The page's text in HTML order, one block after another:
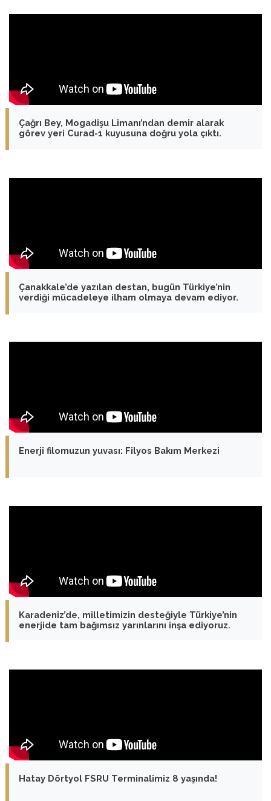
Çağrı Bey, Mogadişu Limanı’ndan demir alarak
görev yeri Curad-1 kuyusuna doğru yola çıktı.
Çanakkale’de yazılan destan, bugün Türkiye’nin
verdiği mücadeleye ilham olmaya devam ediyor.
Enerji filomuzun yuvası: Filyos Bakım Merkezi
Karadeniz’de, milletimizin desteğiyle Türkiye’nin
enerjide tam bağımsız yarınlarını inşa ediyoruz.
Hatay Dörtyol FSRU Terminalimiz 8 yaşında!